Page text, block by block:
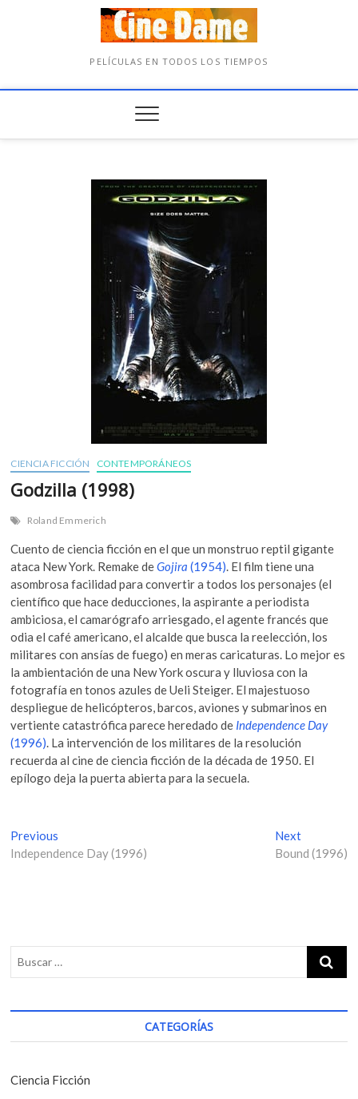
PELÍCULAS EN TODOS LOS TIEMPOS
CIENCIA FICCIÓN CONTEMPORÁNEOS
Godzilla (1998)
Roland Emmerich
Cuento de ciencia ficción en el que un monstruo reptil gigante
ataca New York. Remake deGojira (1954). El film tiene una
asombrosa facilidad para convertir a todos los personajes (el
científico que hace deducciones, la aspirante a periodista
ambiciosa, el camarógrafo arriesgado, el agente francés que
odia el café americano, el alcalde que busca la reelección, los
militares con ansías de fuego) en meras caricaturas. Lo mejor es
la ambientación de una New York oscura y lluviosa con la
fotografía en tonos azules de Ueli Steiger. El majestuoso
despliegue de helicópteros, barcos, aviones y submarinos en
vertiente catastrófica parece heredado de Independence Day
(1996). La intervención de los militares de la resolución
recuerda al cine de ciencia ficción de la década de 1950. El
epílogo deja la puerta abierta para la secuela.
N
a
g
a
i
ó
n
Previous
r
p
s
:
Independence Day (1996)
NextN
e
:
Bound (1996)
CATEGORÍAS
Ciencia Ficción